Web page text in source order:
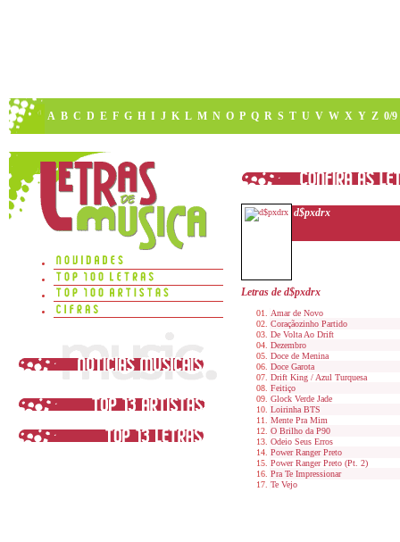
A B C D E F G H I J K L M N O P Q R S T U V W X Y Z 0/9
d$pxdrx
Letras de d$pxdrx
Amar de Novo
Coraçãozinho Partido
De Volta Ao Drift
Dezembro
Doce de Menina
Doce Garota
Drift King / Azul Turquesa
Feitiço
Glock Verde Jade
Loirinha BTS
Mente Pra Mim
O Brilho da P90
Odeio Seus Erros
Power Ranger Preto
Power Ranger Preto (Pt. 2)
Pra Te Impressionar
Te Vejo